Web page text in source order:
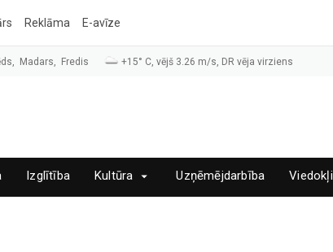
Reklāma E-avīze
Madars, Fredis +15° C, vējš 3.26 m/s, DR vēja virziens
Izglītība Kultūra Uzņēmējdarbība Viedokļi